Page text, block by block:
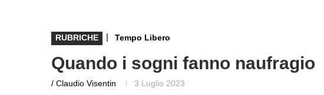
RUBRICHE | Tempo Libero
Quando i sogni fanno naufragio
/ Claudio Visentin 3 Luglio 2023